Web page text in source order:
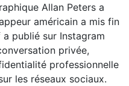
Allan Peters a
américain a mis fin
publié sur Instagram
privée,
professionnelle
les réseaux sociaux.